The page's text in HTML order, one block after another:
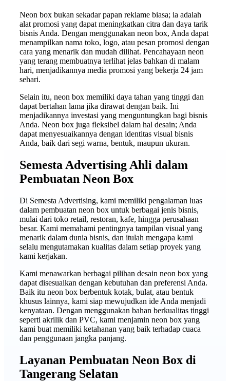
Neon box bukan sekadar papan reklame biasa; ia adalah
alat promosi yang dapat meningkatkan citra dan daya tarik
bisnis Anda. Dengan menggunakan neon box, Anda dapat
menampilkan nama toko, logo, atau pesan promosi dengan
cara yang menarik dan mudah dilihat. Pencahayaan neon
yang terang membuatnya terlihat jelas bahkan di malam
hari, menjadikannya media promosi yang bekerja 24 jam
sehari.
Selain itu, neon box memiliki daya tahan yang tinggi dan
dapat bertahan lama jika dirawat dengan baik. Ini
menjadikannya investasi yang menguntungkan bagi bisnis
Anda. Neon box juga fleksibel dalam hal desain; Anda
dapat menyesuaikannya dengan identitas visual bisnis
Anda, baik dari segi warna, bentuk, maupun ukuran.
Semesta Advertising Ahli dalam
Pembuatan Neon Box
Di Semesta Advertising, kami memiliki pengalaman luas
dalam pembuatan neon box untuk berbagai jenis bisnis,
mulai dari toko retail, restoran, kafe, hingga perusahaan
besar. Kami memahami pentingnya tampilan visual yang
menarik dalam dunia bisnis, dan itulah mengapa kami
selalu mengutamakan kualitas dalam setiap proyek yang
kami kerjakan.
Kami menawarkan berbagai pilihan desain neon box yang
dapat disesuaikan dengan kebutuhan dan preferensi Anda.
Baik itu neon box berbentuk kotak, bulat, atau bentuk
khusus lainnya, kami siap mewujudkan ide Anda menjadi
kenyataan. Dengan menggunakan bahan berkualitas tinggi
seperti akrilik dan PVC, kami menjamin neon box yang
kami buat memiliki ketahanan yang baik terhadap cuaca
dan penggunaan jangka panjang.
Layanan Pembuatan Neon Box di
Tangerang Selatan